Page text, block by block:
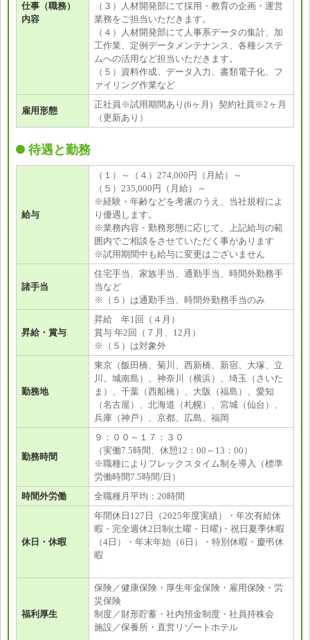
仕事（職務）
内容
（３）人材開発部にて採用・教育の企画・運営
業務をご担当いただきます。
（４）人材開発部にて人事系データの集計、加
工作業、定例データメンテナンス、各種システ
ムへの活用など担当いただきます。
（５）資料作成、データ入力、書類電子化、フ
ァイリング作業など
雇用形態
正社員※試用期間あり(6ヶ月) 契約社員※2ヶ月
（更新あり）
待遇と勤務
給与
（１）～（４）274,000円（月給）～
（５）235,000円（月給）～
※経験・年齢などを考慮のうえ、当社規程によ
り優遇します。
※業務内容・勤務形態に応じて、上記給与の範
囲内でご相談をさせていただく事があります
※試用期間中も給与に変更はございません
諸手当
住宅手当、家族手当、通勤手当、時間外勤務手
当など
※（５）は通勤手当、時間外勤務手当のみ
昇給・賞与
昇給 年1回（４月）
賞与 年2回（７月、12月）
※（５）は対象外
勤務地
東京（飯田橋、菊川、西新橋、新宿、大塚、立
川、城南島）、神奈川（横浜）、埼玉（さいた
ま）、千葉（西船橋）、大阪（福島）、愛知
（名古屋）、北海道（札幌）、宮城（仙台）、
兵庫（神戸）、京都、広島、福岡
勤務時間
９：００～１７：３０
（実働7.5時間、休憩12：00～13：00）
※職種によりフレックスタイム制を導入（標準
労働時間7.5時間/日）
時間外労働
全職種月平均：20時間
休日・休暇
年間休日127日（2025年度実績）・年次有給休
暇・完全週休2日制(土曜・日曜)・祝日夏季休暇
（4日）・年末年始（6日）・特別休暇・慶弔休
暇
福利厚生
保険／健康保険・厚生年金保険・雇用保険・労
災保険
制度／財形貯蓄・社内預金制度・社員持株会
施設／保養所・直営リゾートホテル